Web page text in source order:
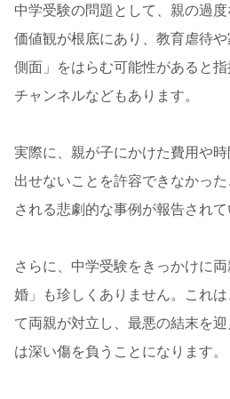
中学受験の問題として、親の過
価値観が根底にあり、教育虐待
側面」をはらむ可能性があると
チャンネルなどもあります。
実際に、親が子にかけた費用や
出せないことを許容できなかっ
される悲劇的な事例が報告されて
さらに、中学受験をきっかけに
婚」も珍しくありません。これ
て両親が対立し、最悪の結末を
は深い傷を負うことになります。